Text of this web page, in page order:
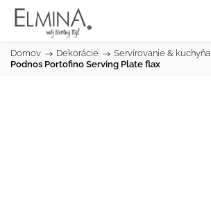
Domov / Dekorácie / Servírovanie & kuchyňa
Podnos Portofino Serving Plate flax